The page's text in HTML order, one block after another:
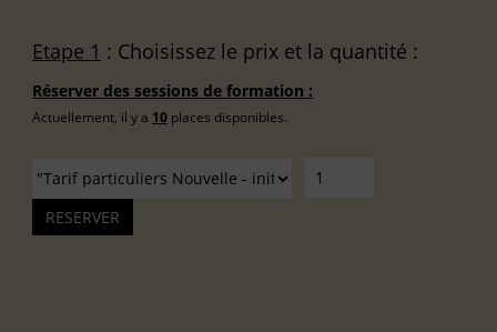
Etape 1 : Choisissez le prix et la quantité :
Réserver des sessions de formation :
Actuellement, il y a 10 places disponibles.